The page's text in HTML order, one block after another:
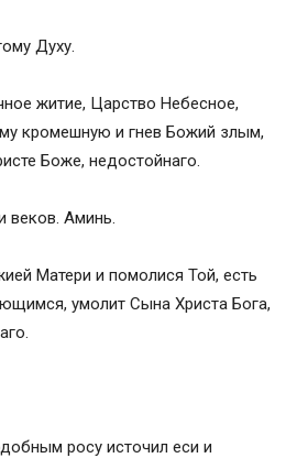
Духу.
житие, Царство Небесное,
кромешную и гнев Божий злым,
Боже, недостойнаго.
веков. Аминь.
Матери и помолися Той, есть
умолит Сына Христа Бога,
росу источил еси и